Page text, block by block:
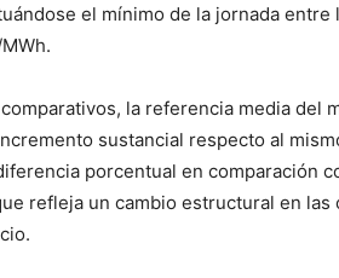
el mínimo de la jornada
la referencia media del
sustancial respecto al
porcentual en comparación
refleja un cambio estructural en